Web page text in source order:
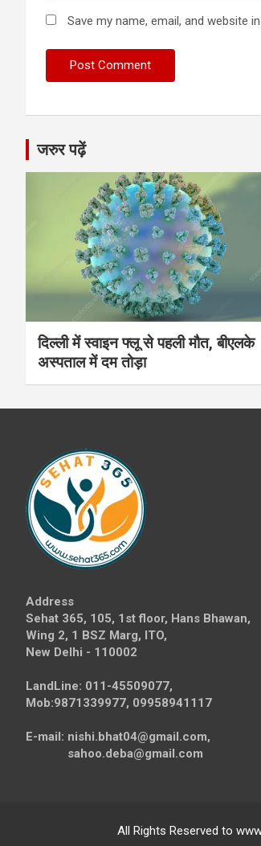
Save my name, email, and website
जरुर पढ़ें
दिल्ली में स्वाइन फ्लू से पहली मौत, बीएलके
अस्पताल में दम तोड़ा
Address
Sehat 365, 105, 1st floor, Hans Bhawan,
Wing 2, 1 BSZ Marg, ITO,
New Delhi - 110002
LandLine: 011-45509077,
Mob:9871339977, 09958941117
E-mail: nishi.bhat04@gmail.com,
sahoo.deba@gmail.com
All Rights Reserved to